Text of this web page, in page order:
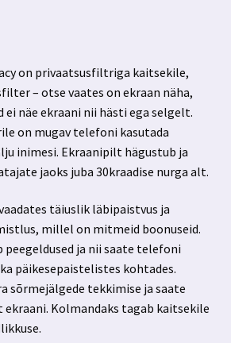
on privaatsusfiltriga kaitsekile,
– otse vaates on ekraan näha,
ei näe ekraani nii hästi ega selgelt.
on mugav telefoni kasutada
inimesi. Ekraanipilt hägustub ja
jaoks juba 30kraadise nurga alt.
täiuslik läbipaistvus ja
millel on mitmeid boonuseid.
ja nii saate telefoni
päikesepaistelistes kohtades.
sõrmejälgede tekkimise ja saate
Kolmandaks tagab kaitsekile